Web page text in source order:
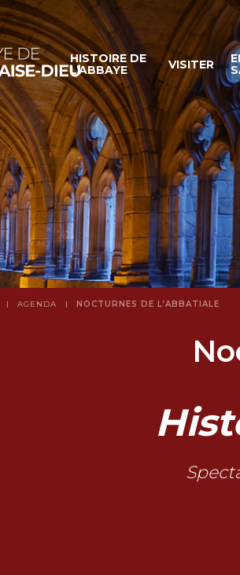
HISTOIRE DE
L’ABBAYE
VISITER
AGENDA NOCTURNES DE L’ABBATIALE